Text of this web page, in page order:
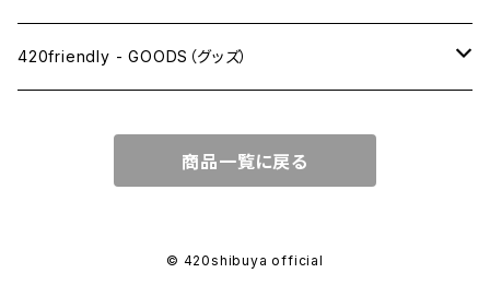
キングサイズスリム
キングサイズワイド
420friendly - GOODS（グッズ）
JOINT（ジョイント系）
CLEANING（掃除・保管）
商品一覧に戻る
© 420shibuya official